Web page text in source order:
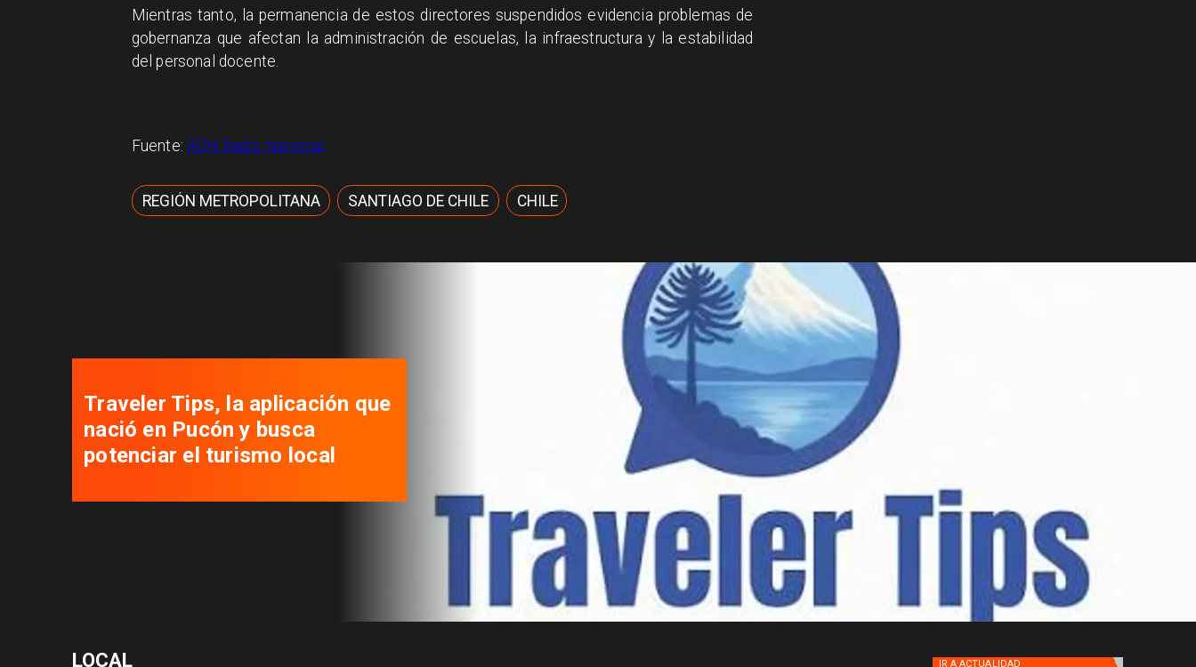
Mientras tanto, la permanencia de estos directores suspendidos evidencia problemas de
gobernanza que afectan la administración de escuelas, la infraestructura y la estabilidad
del personal docente.
Fuente:ADN Radio Nacional
REGIÓN METROPOLITANA SANTIAGO DE CHILE CHILE
Traveler Tips, la aplicación que
nació en Pucón y busca
potenciar el turismo local
LOCAL IR A ACTUALIDAD